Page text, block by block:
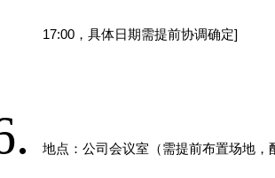
17:00 ，具体日期需提前协调确定]
地点：公司会议室（需提前布置场地，